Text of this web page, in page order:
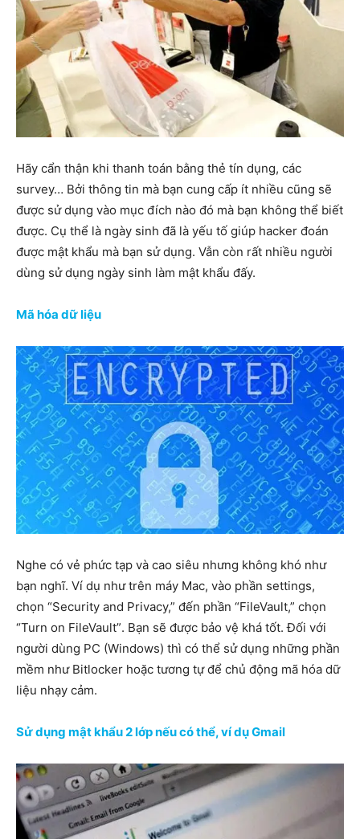
Hãy cẩn thận khi thanh toán bằng thẻ tín dụng, các
survey… Bởi thông tin mà bạn cung cấp ít nhiều cũng sẽ
được sử dụng vào mục đích nào đó mà bạn không thể biết
được. Cụ thể là ngày sinh đã là yếu tố giúp hacker đoán
được mật khẩu mà bạn sử dụng. Vẫn còn rất nhiều người
dùng sử dụng ngày sinh làm mật khẩu đấy.
Mã hóa dữ liệu
Nghe có vẻ phức tạp và cao siêu nhưng không khó như
bạn nghĩ. Ví dụ như trên máy Mac, vào phần settings,
chọn “Security and Privacy,” đến phần “FileVault,” chọn
“Turn on FileVault”. Bạn sẽ được bảo vệ khá tốt. Đối với
người dùng PC (Windows) thì có thể sử dụng những phần
mềm như Bitlocker hoặc tương tự để chủ động mã hóa dữ
liệu nhạy cảm.
Sử dụng mật khẩu 2 lớp nếu có thể, ví dụ Gmail